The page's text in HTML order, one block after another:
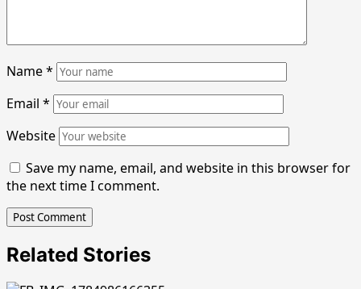
Name*
Email *
Website
Save my name, email, and website in this browser for
the next time I comment.
Related Stories